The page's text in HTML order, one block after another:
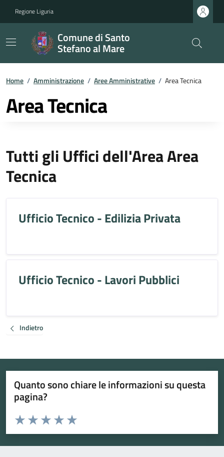
Regione Liguria
Comune di Santo
Stefano al Mare
Home / Amministrazione / Aree Amministrative / Area Tecnica
Area Tecnica
Tutti gli Uffici dell'Area Area
Tecnica
Ufficio Tecnico - Edilizia Privata
Ufficio Tecnico - Lavori Pubblici
Indietro
Quanto sono chiare le informazioni su questa
pagina?
Valuta da 1 a 5 stelle la pagina
Valuta 5 stelle su 5
Valuta 4 stelle su 5
Valuta 3 stelle su 5
Valuta 2 stelle su 5
Valuta 1 stelle su 5